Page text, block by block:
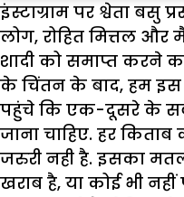
इंस्टाग्राम पर श्वेता बसु
लोग, रोहित मित्तल
शादी को समाप्त करने
के चिंतन के बाद, हम
पहुंचे कि एक-दूसरे के
जाना चाहिए. हर
जरुरी नही है. इसका
खराब है, या कोई भी